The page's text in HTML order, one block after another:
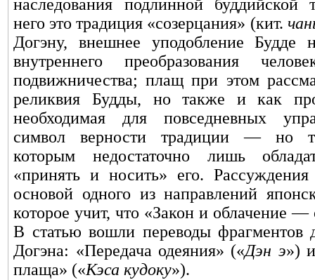
наследования подлинной буддийской
него это традиция «созерцания» (кит.
Догэну, внешнее уподобление Будде
внутреннего преобразования
подвижничества; плащ при этом
реликвия Будды, но также и как
необходимая для повседневных
символ верности традиции — но
которым недостаточно лишь
«принять и носить» его.
основой одного из направлений
которое учит, что «Закон и облачение
В статью вошли переводы фрагментов
Догэна: «Передача одеяния» («Дэн э»)
плаща» («Кэса кудоку»).